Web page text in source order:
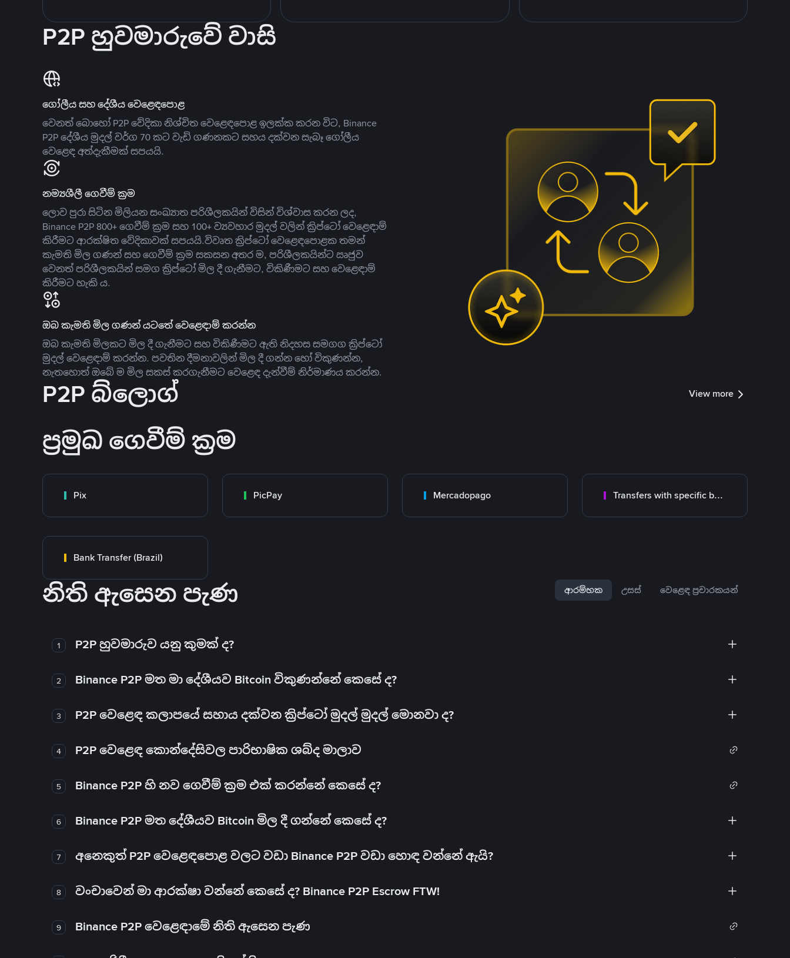
P2P හුවමාරුවේ වාසි
ගෝලීය සහ දේශීය වෙළෙඳපොළ
වෙනත් බොහෝ P2P වේදිකා නිශ්චිත වෙළෙඳපොළ ඉලක්ක කරන විට, Binance
P2P දේශීය මුදල් වර්ග 70 කට වැඩි ගණනකට සහය දක්වන සැබෑ ගෝලීය
වෙළෙඳ අත්දැකීමක් සපයයි.
නම්‍යශීලී ගෙවීම් ක්‍රම
ලොව පුරා සිටින මිලියන සංඛ්‍යාත පරිශීලකයින් විසින් විශ්වාස කරන ලද,
Binance P2P 800+ ගෙවීම් ක්‍රම සහ 100+ ව්‍යවහාර මුදල් වලින් ක්‍රිප්ටෝ වෙළෙඳාම්
කිරීමට ආරක්ෂිත වේදිකාවක් සපයයි.විවෘත ක්‍රිප්ටෝ වෙළෙඳපොළක තමන්
කැමති මිල ගණන් සහ ගෙවීම් ක්‍රම සකසන අතර ම, පරිශීලකයින්ට ඍජුව
වෙනත් පරිශීලකයින් සමග ක්‍රිප්ටෝ මිල දී ගැනීමට, විකිණීමට සහ වෙළෙඳාම්
කිරීමට හැකි ය.
ඔබ කැමති මිල ගණන් යටතේ වෙළෙඳාම් කරන්න
ඔබ කැමති මිලකට මිල දී ගැනීමට සහ විකිණීමට ඇති නිදහස සමගග ක්‍රිප්ටෝ
මුදල් වෙළෙඳාම් කරන්න. පවතින දීමනාවලින් මිල දී ගන්න හෝ විකුණන්න,
නැතහොත් ඔබේ ම මිල සකස් කරගැනීමට වෙළෙඳ දැන්වීම් නිර්මාණය කරන්න.
P2P බ්ලොග් View more
ප්‍රමුඛ ගෙවීම් ක්‍රම
Pix PicPay Mercadopago Transfers with specific bank
Bank Transfer (Brazil)
නිති ඇසෙන පැණ ආරම්භක උසස් වෙළෙඳ ප්‍රචාරකයන්
1 P2P හුවමාරුව යනු කුමක් ද?
2 Binance P2P මත මා දේශීයව Bitcoin විකුණන්නේ කෙසේ ද?
3 P2P වෙළෙඳ කලාපයේ සහාය දක්වන ක්‍රිප්ටෝ මුදල් මුදල් මොනවා ද?
4 P2P වෙළෙඳ කොන්දේසිවල පාරිභාෂික ශබ්ද මාලාව
5 Binance P2P හි නව ගෙවීම් ක්‍රම එක් කරන්නේ කෙසේ ද?
6 Binance P2P මත දේශීයව Bitcoin මිල දී ගන්නේ කෙසේ ද?
7 අනෙකුත් P2P වෙළෙඳපොළ වලට වඩා Binance P2P වඩා හොඳ වන්නේ ඇයි?
8 වංචාවෙන් මා ආරක්ෂා වන්නේ කෙසේ ද? Binance P2P Escrow FTW!
9 Binance P2P වෙළෙඳාමේ නිති ඇසෙන පැණ